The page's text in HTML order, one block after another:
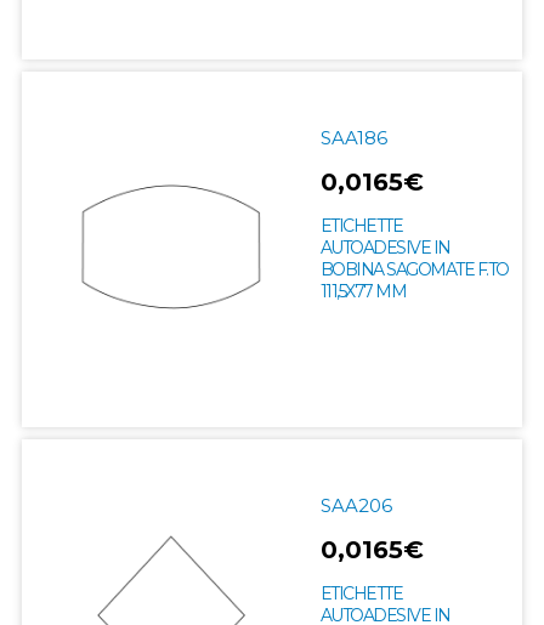
SAA186
0,0165€
ETICHETTE
AUTOADESIVE IN
BOBINA SAGOMATE F.TO
111,5X77 MM
SAA206
0,0165€
ETICHETTE
AUTOADESIVE IN